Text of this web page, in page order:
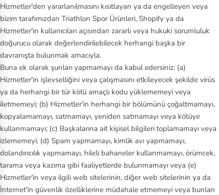
Hizmetler'den yararlanılmasını kısıtlayan ya da engelleyen veya
bizim tarafımızdan Triathlon Spor Ürünleri, Shopify ya da
Hizmetler'in kullanıcıları açısından zararlı veya hukuki sorumluluk
doğurucu olarak değerlendirilebilecek herhangi başka bir
davranışta bulunmak amacıyla.
Buna ek olarak şunları yapmamayı da kabul edersiniz: (a)
Hizmetler'in işlevselliğini veya çalışmasını etkileyecek şekilde virüs
ya da herhangi bir tür kötü amaçlı kodu yüklememeyi veya
iletmemeyi; (b) Hizmetler'in herhangi bir bölümünü çoğaltmamayı,
kopyalamamayı, satmamayı, yeniden satmamayı veya kötüye
kullanmamayı; (c) Başkalarına ait kişisel bilgileri toplamamayı veya
izlememeyi; (d) Spam yapmamayı, kimlik avı yapmamayı,
dolandırıcılık yapmamayı, hileli bahaneler kullanmamayı, örümcek,
tarama veya kazıma gibi faaliyetlerde bulunmamayı veya (e)
Hizmetler'in veya ilgili web sitelerinin, diğer web sitelerinin ya da
İnternet'in güvenlik özelliklerine müdahale etmemeyi veya bunları